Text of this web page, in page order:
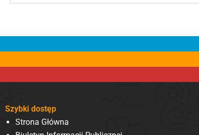
Szybki dostęp
Strona Główna